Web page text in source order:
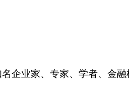
企业家、专家、学者、金